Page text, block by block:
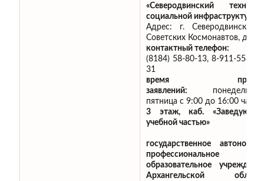
«Северодвинский
социальной инфраструктуры»
Адрес: г. Северодвинск,
Советских Космонавтов, д.18
контактный телефон:
(8184) 58-80-13, 8-911-558-
31
время
заявлений:
пятница с 9:00 до 16:00 час.,
3 этаж, каб.
учебной частью»
государственное
профессиональное
образовательное
Архангельской